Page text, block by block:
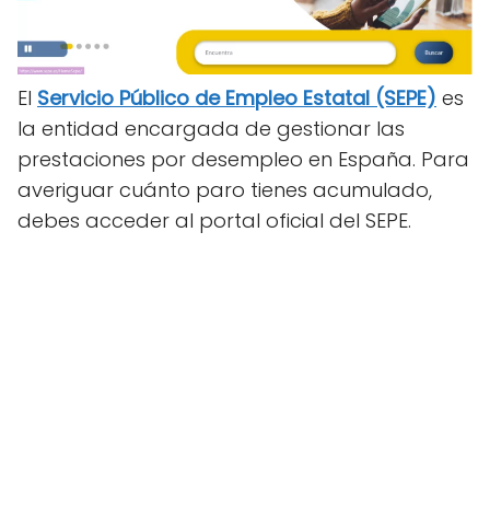
El Servicio Público de Empleo Estatal (SEPE) es
la entidad encargada de gestionar las
prestaciones por desempleo en España. Para
averiguar cuánto paro tienes acumulado,
debes acceder al portal oficial del SEPE.